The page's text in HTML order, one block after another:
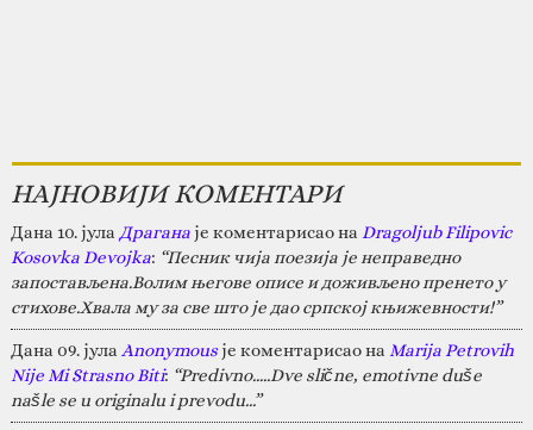
НАЈНОВИЈИ КОМЕНТАРИ
Дана 10. јула Драганаје коментарисао на Dragoljub Filipovic
Kosovka Devojka: “Песник чија поезија је неправедно
запостављена.Волим његове описе и доживљено пренето у
стихове.Хвала му за све што је дао српској књижевности!”
Дана 09. јула Anonymousје коментарисао на Marija Petrovih
Nije Mi Strasno Biti: “Predivno.....Dve slične, emotivne duše
našle se u originalu i prevodu...”